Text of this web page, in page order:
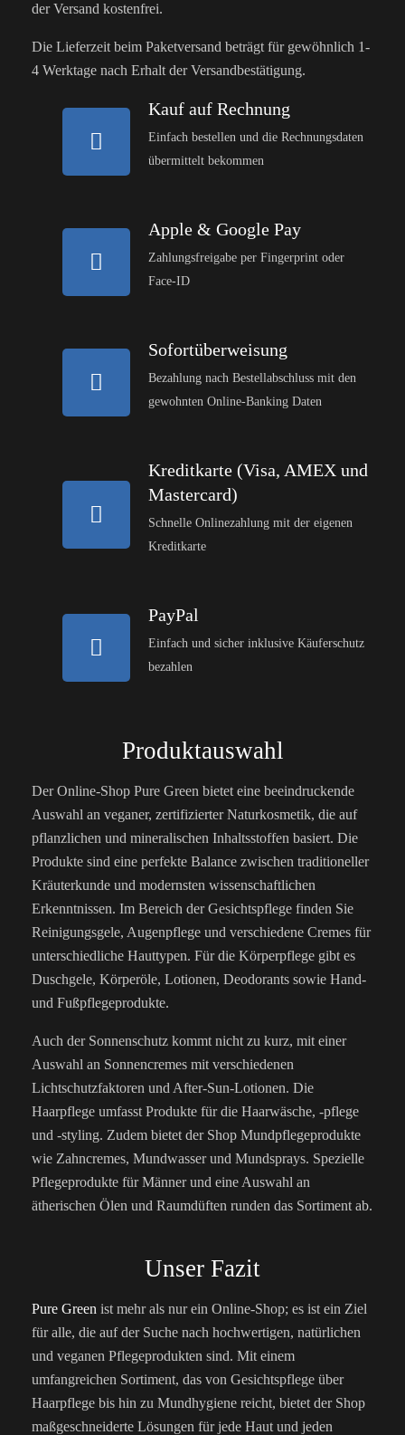
der Versand kostenfrei.
Die Lieferzeit beim Paketversand beträgt für gewöhnlich 1-
4 Werktage nach Erhalt der Versandbestätigung.
Kauf auf Rechnung
Einfach bestellen und die Rechnungsdaten
übermittelt bekommen
Apple & Google Pay
Zahlungsfreigabe per Fingerprint oder
Face-ID
Sofortüberweisung
Bezahlung nach Bestellabschluss mit den
gewohnten Online-Banking Daten
Kreditkarte (Visa, AMEX und
Mastercard)
Schnelle Onlinezahlung mit der eigenen
Kreditkarte
PayPal
Einfach und sicher inklusive Käuferschutz
bezahlen
Produktauswahl
Der Online-Shop Pure Green bietet eine beeindruckende
Auswahl an veganer, zertifizierter Naturkosmetik, die auf
pflanzlichen und mineralischen Inhaltsstoffen basiert. Die
Produkte sind eine perfekte Balance zwischen traditioneller
Kräuterkunde und modernsten wissenschaftlichen
Erkenntnissen. Im Bereich der Gesichtspflege finden Sie
Reinigungsgele, Augenpflege und verschiedene Cremes für
unterschiedliche Hauttypen. Für die Körperpflege gibt es
Duschgele, Körperöle, Lotionen, Deodorants sowie Hand-
und Fußpflegeprodukte.
Auch der Sonnenschutz kommt nicht zu kurz, mit einer
Auswahl an Sonnencremes mit verschiedenen
Lichtschutzfaktoren und After-Sun-Lotionen. Die
Haarpflege umfasst Produkte für die Haarwäsche, -pflege
und -styling. Zudem bietet der Shop Mundpflegeprodukte
wie Zahncremes, Mundwasser und Mundsprays. Spezielle
Pflegeprodukte für Männer und eine Auswahl an
ätherischen Ölen und Raumdüften runden das Sortiment ab.
Unser Fazit
Pure Green ist mehr als nur ein Online-Shop; es ist ein Ziel
für alle, die auf der Suche nach hochwertigen, natürlichen
und veganen Pflegeprodukten sind. Mit einem
umfangreichen Sortiment, das von Gesichtspflege über
Haarpflege bis hin zu Mundhygiene reicht, bietet der Shop
maßgeschneiderte Lösungen für jede Haut und jeden